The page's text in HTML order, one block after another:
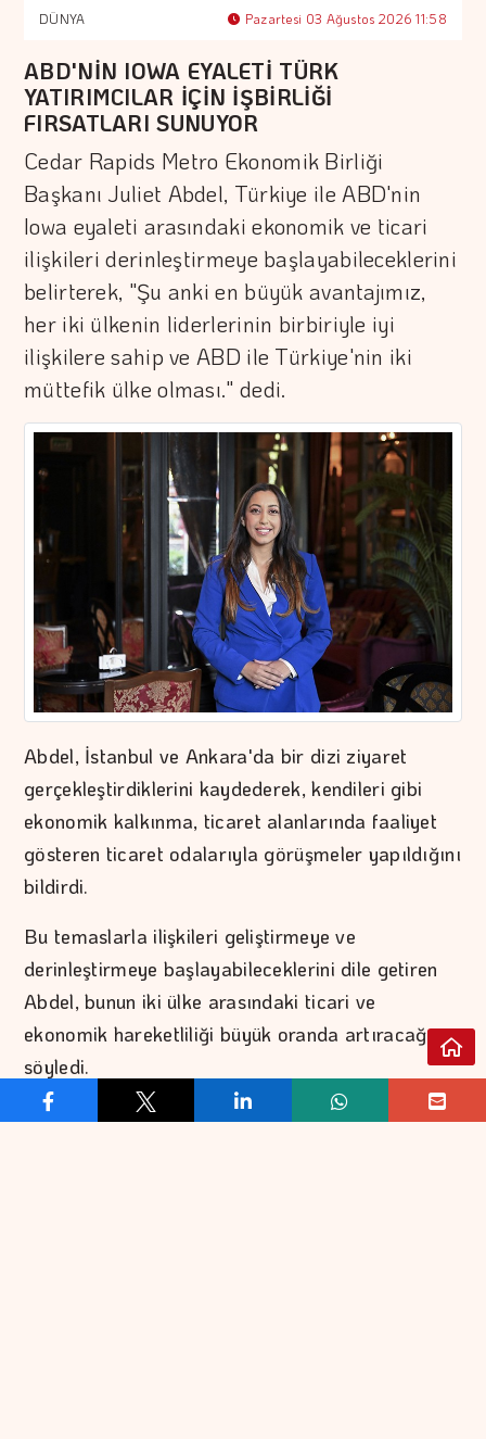
DÜNYA Pazartesi 03 Ağustos 2026 11:58
ABD'NİN IOWA EYALETİ TÜRK
YATIRIMCILAR İÇİN İŞBİRLİĞİ
FIRSATLARI SUNUYOR
Cedar Rapids Metro Ekonomik Birliği
Başkanı Juliet Abdel, Türkiye ile ABD'nin
Iowa eyaleti arasındaki ekonomik ve ticari
ilişkileri derinleştirmeye başlayabileceklerini
belirterek, "Şu anki en büyük avantajımız,
her iki ülkenin liderlerinin birbiriyle iyi
ilişkilere sahip ve ABD ile Türkiye'nin iki
müttefik ülke olması." dedi.
Abdel, İstanbul ve Ankara'da bir dizi ziyaret
gerçekleştirdiklerini kaydederek, kendileri gibi
ekonomik kalkınma, ticaret alanlarında faaliyet
gösteren ticaret odalarıyla görüşmeler yapıldığını
bildirdi.
Bu temaslarla ilişkileri geliştirmeye ve
derinleştirmeye başlayabileceklerini dile getiren
Abdel, bunun iki ülke arasındaki ticari ve
ekonomik hareketliliği büyük oranda artıracağını
söyledi.
Abdel, "Şu anki en büyük avantajımız, her iki